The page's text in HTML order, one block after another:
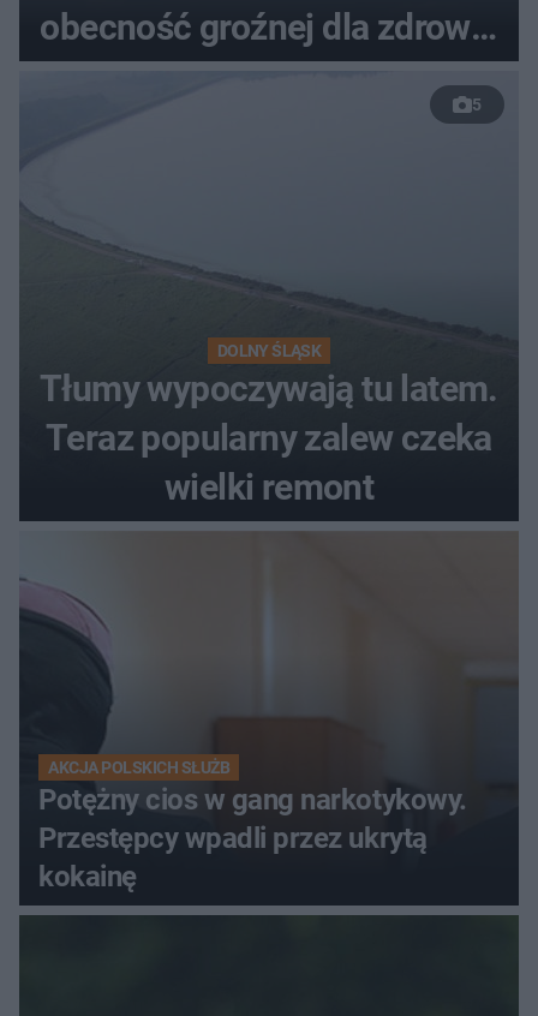
obecność groźnej dla zdrowia
bakterii
5
DOLNY ŚLĄSK
Tłumy wypoczywają tu latem.
Teraz popularny zalew czeka
wielki remont
AKCJA POLSKICH SŁUŻB
Potężny cios w gang narkotykowy.
Przestępcy wpadli przez ukrytą
kokainę